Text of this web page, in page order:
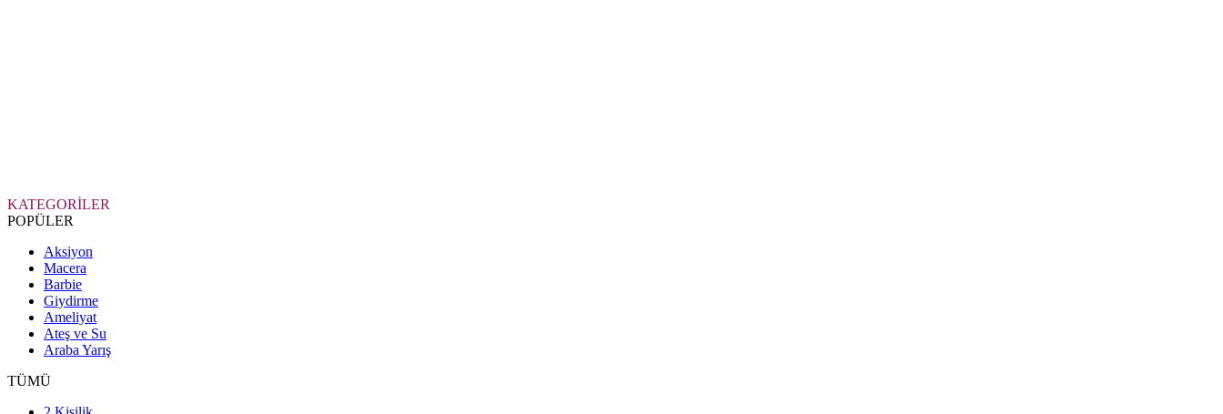
KATEGORİLER
POPÜLER
Aksiyon
Macera
Barbie
Giydirme
Ameliyat
Ateş ve Su
Araba Yarış
TÜMÜ